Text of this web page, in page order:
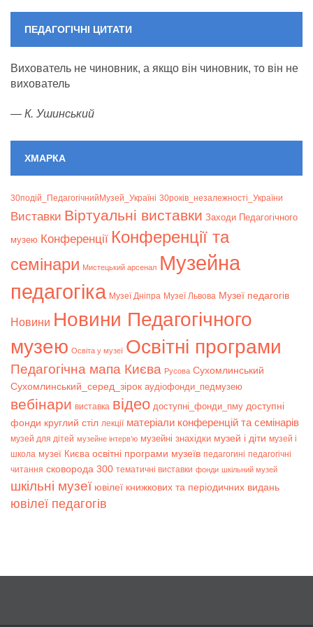
ПЕДАГОГІЧНІ ЦИТАТИ
Вихователь не чиновник, а якщо він чиновник, то він не
вихователь
— К. Ушинський
ХМАРКА
30подій_ПедагогічнийМузей_Україні 30років_незалежності_України
Bиставки Віртуальні виставки Заходи Педагогічного
музею Конференції Конференції та
семінари Мистецький арсенал Музейна
педагогіка Музеї Дніпра Музеї Львова Музеї педагогів
Новини Новини Педагогічного
музею Освіта у музеї Освітні програми
Педагогічна мапа Києва Русова Сухомлинський
Сухомлинський_серед_зірок аудіофонди_педмузею
вебінари виставка відео доступні_фонди_пму доступні
фонди круглий стіл лекції матеріали конференцій та семінарів
музей для дітей музейне інтерв’ю музейні знахідки музей і діти музей і
школа музеї Києва освітні програми музеїв педагогині педагогічні
читання сковорода 300 тематичні виставки фонди шкільний музей
шкільні музеї ювілеї книжкових та періодичних видань
ювілеї педагогів